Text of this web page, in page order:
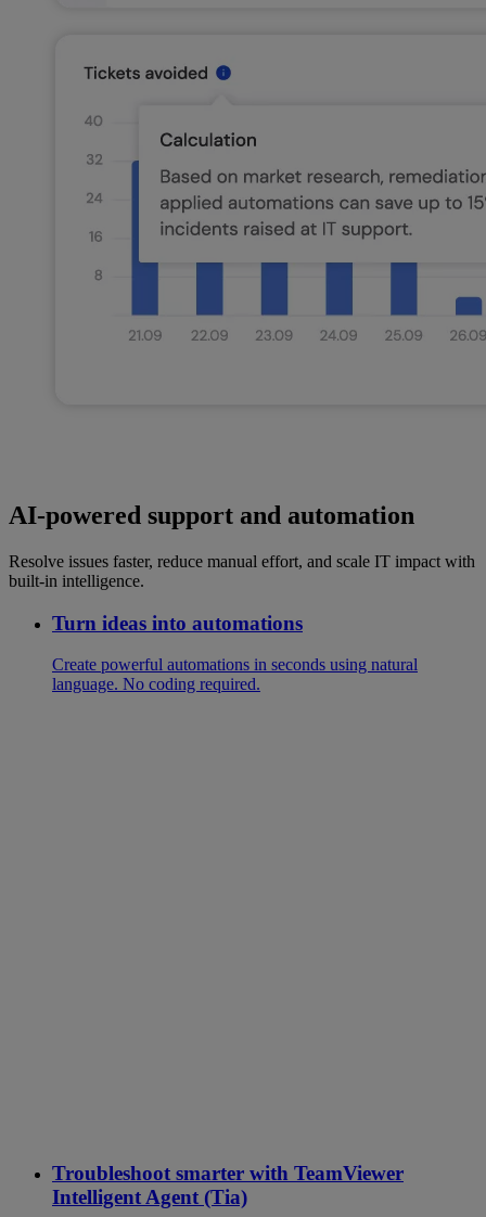
AI-powered support and automation
Resolve issues faster, reduce manual effort, and scale IT impact with
built-in intelligence.
Turn ideas into automations
Create powerful automations in seconds using natural
language. No coding required.
Troubleshoot smarter with TeamViewer
Intelligent Agent (Tia)